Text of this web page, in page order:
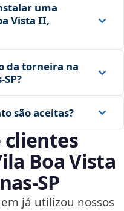
uma
Vista II,
da torneira na
são aceitas?
clientes
Boa Vista
já utilizou nossos